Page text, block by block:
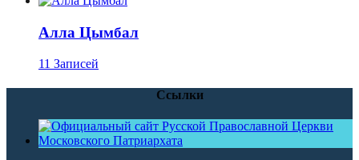
Алла Цымбал
11 Записей
Ссылки